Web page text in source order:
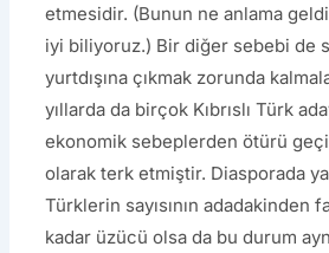
etmesidir. (Bunun ne anlama
iyi biliyoruz.) Bir diğer sebebi de
yurtdışına çıkmak zorunda
yıllarda da birçok Kıbrıslı Türk
ekonomik sebeplerden ötürü
olarak terk etmiştir. Diasporada
Türklerin sayısının adadakinden
kadar üzücü olsa da bu durum